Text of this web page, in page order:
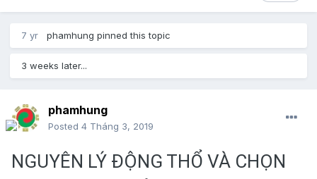
7 yr phamhung pinned this topic
3 weeks later...
phamhung
Posted 4 Tháng 3, 2019
NGUYÊN LÝ ĐỘNG THỔ VÀ CHỌN